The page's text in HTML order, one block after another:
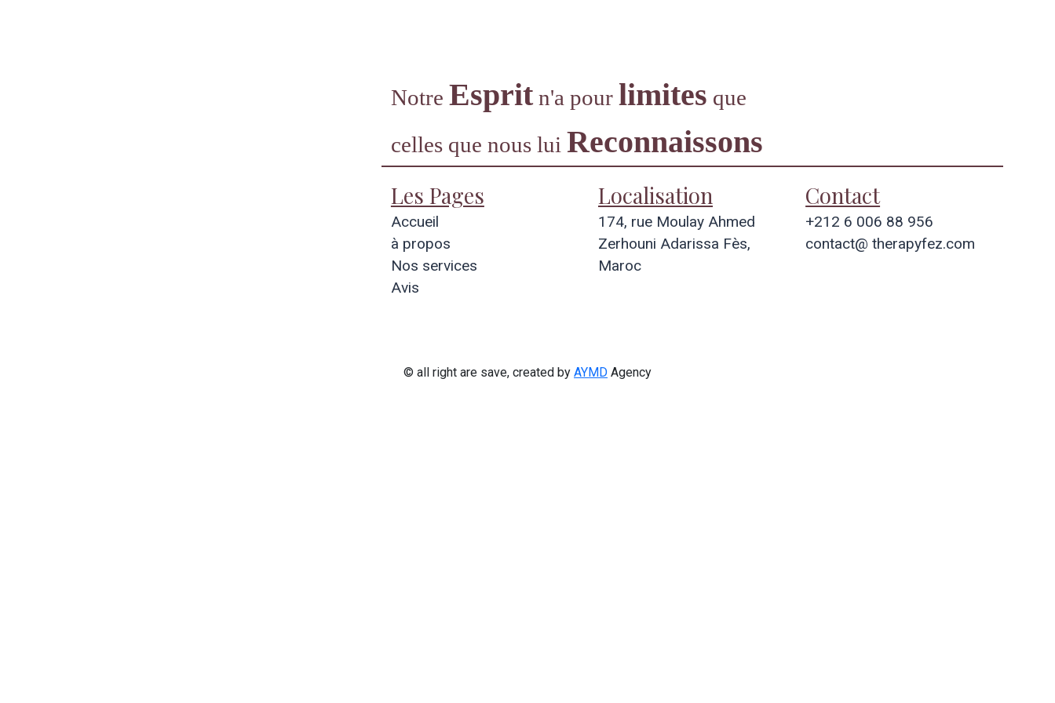
Notre Espritn'a pour limites que
celles que nous lui Reconnaissons
Les Pages
Accueil
à propos
Nos services
Avis
Localisation
174, rue Moulay Ahmed
Zerhouni Adarissa Fès,
Maroc
Contact
+212 6 006 88 956
contact@ therapyfez.com
© all right are save, created by AYMD Agency